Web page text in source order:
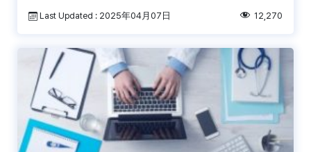
Last Updated : 2025年04月07日 12,270